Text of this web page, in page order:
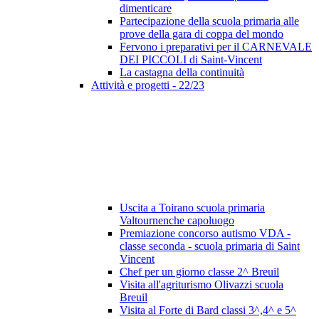
dimenticare
Partecipazione della scuola primaria alle
prove della gara di coppa del mondo
Fervono i preparativi per il CARNEVALE
DEI PICCOLI di Saint-Vincent
La castagna della continuità
Attività e progetti - 22/23
Uscita a Toirano scuola primaria
Valtournenche capoluogo
Premiazione concorso autismo VDA -
classe seconda - scuola primaria di Saint
Vincent
Chef per un giorno classe 2^ Breuil
Visita all'agriturismo Olivazzi scuola
Breuil
Visita al Forte di Bard classi 3^,4^ e 5^